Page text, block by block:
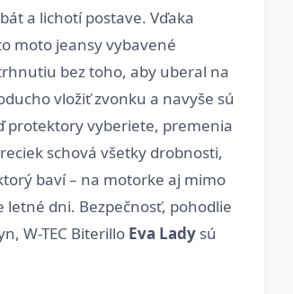
a lichotí postave. Vďaka
moto jeansy vybavené
bez toho, aby uberal na
vložiť zvonku a navyše sú
protektory vyberiete, premenia
schová všetky drobnosti,
baví – na motorke aj mimo
dni. Bezpečnosť, pohodlie
W-TEC Biterillo Eva Lady sú